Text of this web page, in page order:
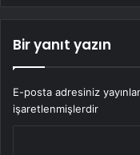
Bir yanıt yazın
E-posta adresiniz
işaretlenmişlerdir